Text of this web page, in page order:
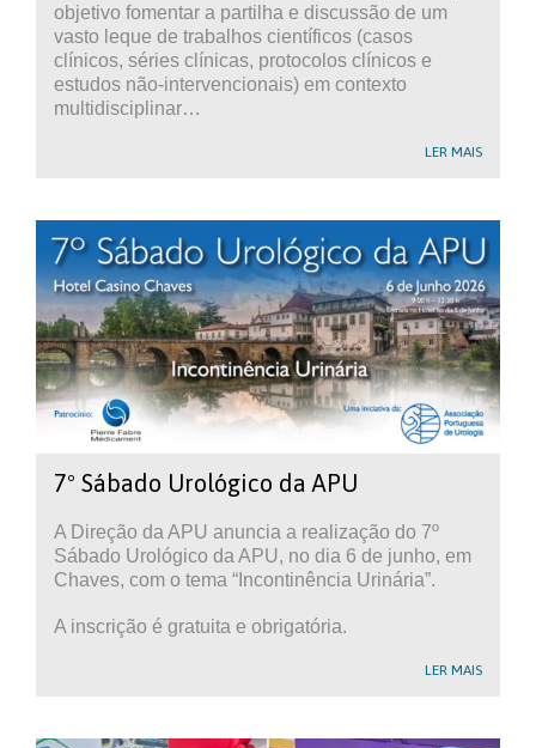
objetivo fomentar a partilha e discussão de um
vasto leque de trabalhos científicos (casos
clínicos, séries clínicas, protocolos clínicos e
estudos não-intervencionais) em contexto
multidisciplinar…
LER MAIS
7º Sábado Urológico da APU
A Direção da APU anuncia a realização do 7º
Sábado Urológico da APU, no dia 6 de junho, em
Chaves, com o tema “Incontinência Urinária”.
A inscrição é gratuita e obrigatória.
LER MAIS